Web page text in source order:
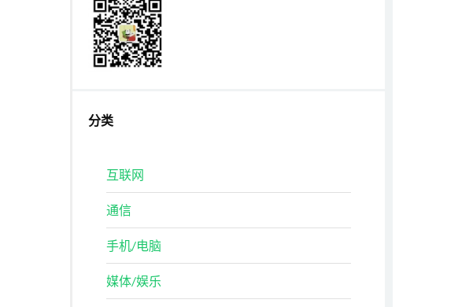
分类
互联网
通信
手机/电脑
媒体/娱乐